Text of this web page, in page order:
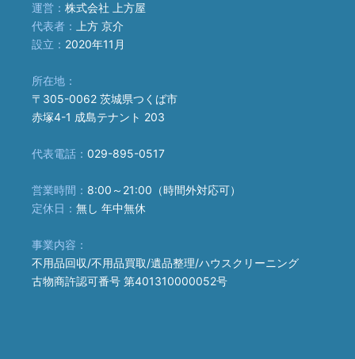
運営： 株式会社 上方屋
代表者：
上方 京介
設立： 2020年11月
所在地：
〒305-0062 茨城県つくば市
赤塚4-1 成島テナント 203
代表電話： 029-895-0517
営業時間： 8:00～21:00（時間外対応可）
定休日： 無し 年中無休
事業内容：
不用品回収/不用品買取/遺品整理/ハウスクリーニング
古物商許認可番号 第401310000052号